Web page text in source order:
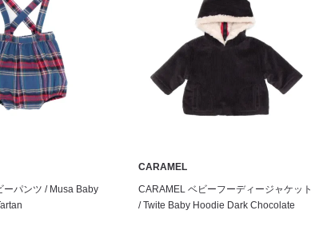
ーパンツ / Musa Baby
CARAMEL
CARAMEL ベビーフーディージャケット
/ Twite Baby Hoodie Dark Chocolate